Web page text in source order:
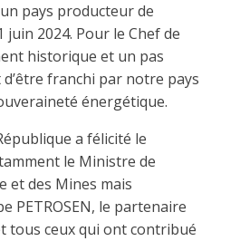
pays producteur de
2024. Pour le Chef de
historique et un pas
franchi par notre pays
énergétique.
a félicité le
le Ministre de
et des Mines mais
PETROSEN, le partenaire
tous ceux qui ont contribué